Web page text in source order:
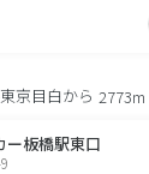
京目白から 2773m
ー板橋駅東口